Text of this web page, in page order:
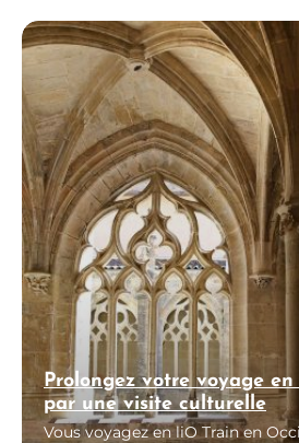
29 73 96 ou à
Prolongez votre voyage
par une visite culturelle
Vous voyagez en liO Train en